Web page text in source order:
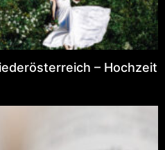
– Hochzeit